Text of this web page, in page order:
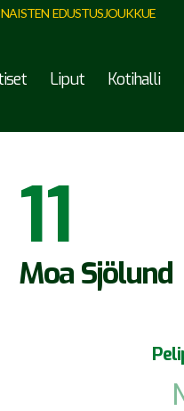
NAISTEN EDUSTUSJOUKKUE
Liput Kotihalli
11
Moa Sjölund